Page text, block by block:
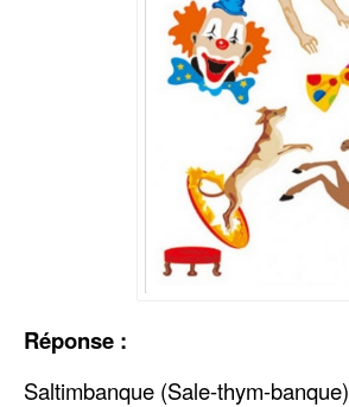
Réponse :
Saltimbanque (Sale-thym-banque)